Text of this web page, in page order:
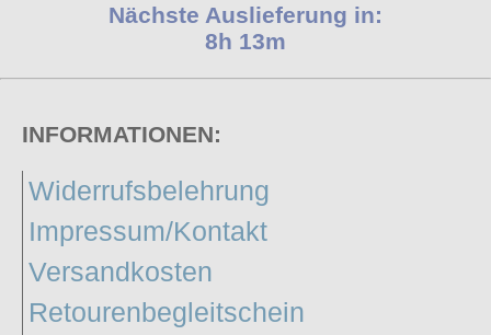
Nächste Auslieferung in:
8h 13m
INFORMATIONEN:
Widerrufsbelehrung
Impressum/Kontakt
Versandkosten
Retourenbegleitschein